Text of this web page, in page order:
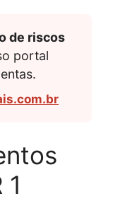
de riscos
portal